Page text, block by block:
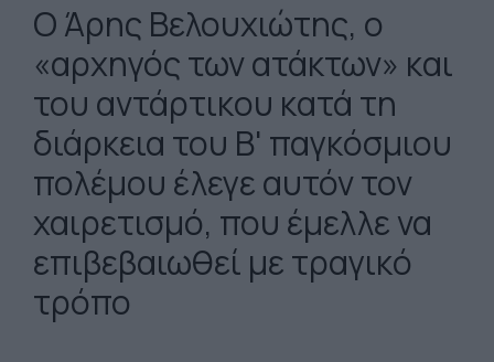
Ο Άρης Βελουχιώτης, ο
«αρχηγός των ατάκτων» και
του αντάρτικου κατά τη
διάρκεια του Β' παγκόσμιου
πολέμου έλεγε αυτόν τον
χαιρετισμό, που έμελλε να
επιβεβαιωθεί με τραγικό
τρόπο